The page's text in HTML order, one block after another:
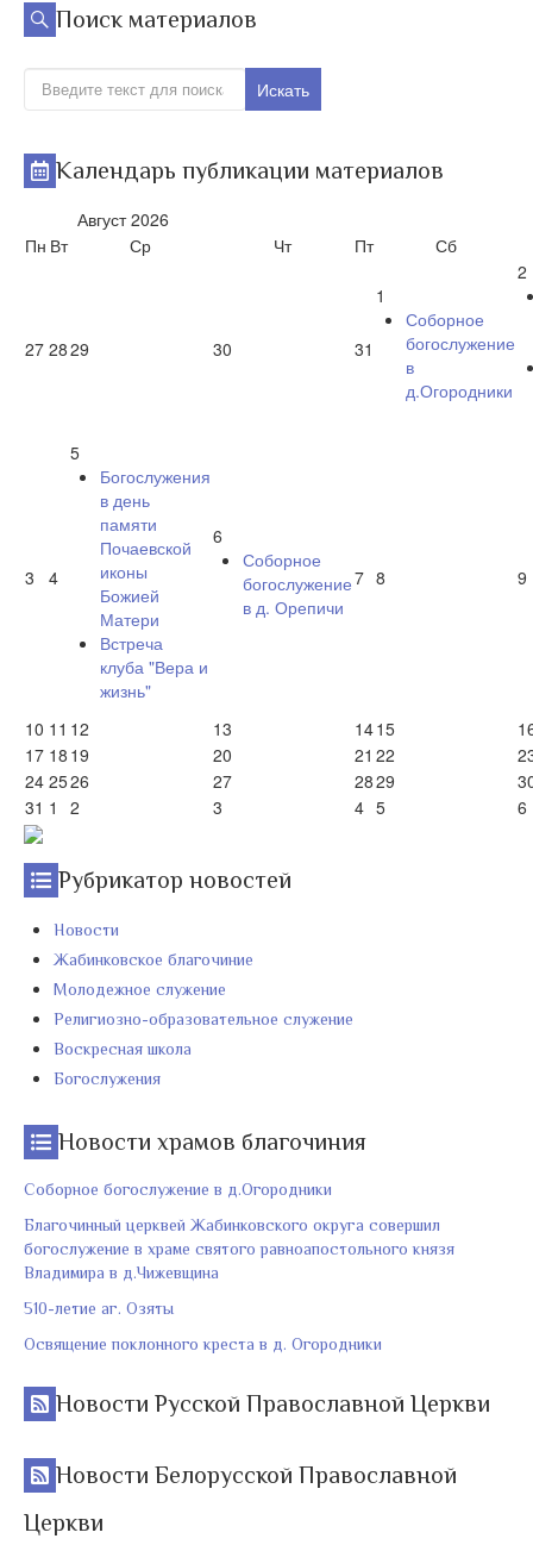
Поиск материалов
Искать
Календарь публикации материалов
Август 2026
Пн Вт Ср Чт Пт Сб
27 2829 30 31
1
Соборное
богослужение
в
д.Огородники
2
3 4
5
Богослужения
в день
памяти
Почаевской
иконы
Божией
Матери
Встреча
клуба "Вера и
жизнь"
6
Соборное
богослужение
в д. Орепичи
7 8 9
10 11 12 13 1415
17 18 19 20 21 22
24 2526 27 2829
31 1 2 3 4 5 6
Рубрикатор новостей
Новости
Жабинковское благочиние
Молодежное служение
Религиозно-образовательное служение
Воскресная школа
Богослужения
Новости храмов благочиния
Соборное богослужение в д.Огородники
Благочинный церквей Жабинковского округа совершил
богослужение в храме святого равноапостольного князя
Владимира в д.Чижевщина
510-летие аг. Озяты
Освящение поклонного креста в д. Огородники
Новости Русской Православной Церкви
Новости Белорусской Православной
Церкви